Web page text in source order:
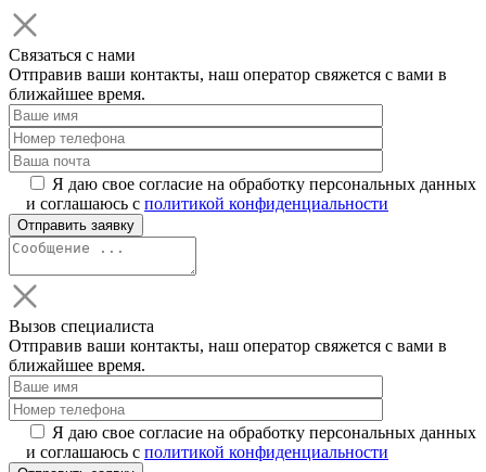
Связаться с нами
Отправив ваши контакты, наш оператор свяжется с вами в
ближайшее время.
Я даю свое согласие на обработку персональных данных
и соглашаюсь с политикой конфиденциальности
Вызов специалиста
Отправив ваши контакты, наш оператор свяжется с вами в
ближайшее время.
Я даю свое согласие на обработку персональных данных
и соглашаюсь с политикой конфиденциальности